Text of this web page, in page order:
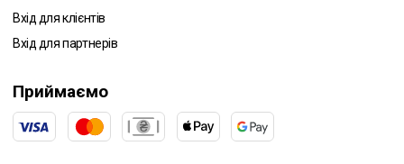
Вхід для клієнтів
Вхід для партнерів
Приймаємо